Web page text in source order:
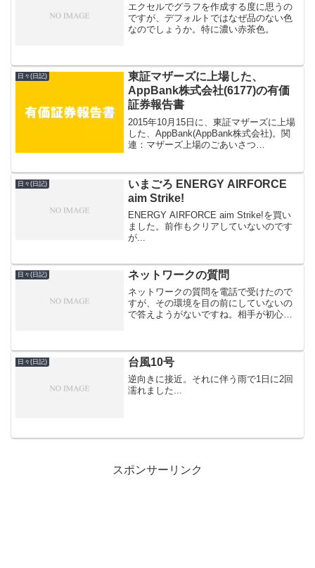
エクセルでグラフを作成する度に思うの
ですが、デフォルトではなぜ品のない色
なのでしょうか。特に濃い赤茶色。
日々(日記)
東証マザーズに上場した、
AppBank株式会社(6177)の有価
証券報告書
2015年10月15日に、東証マザーズに上場
した、AppBank(AppBank株式会社)。関
連：マザーズ上場のごあいさつ
関連：新規上場のための有価証券報告...
日々(日記)
いまごろ ENERGY AIRFORCE
aim Strike!
ENERGY AIRFORCE aim Strike!を買い
ました。前作もクリアしていないのです
が...
日々(日記) ネットワークの質問
ネットワークの質問を電話で受けたので
すが、その環境を目の前にしていないの
で答えようがないですね。相手が初心者
日々(日記) 台風10号
逆向きに接近。それに伴う雨で1日に2回
濡れました...
スポンサーリンク